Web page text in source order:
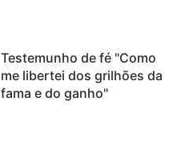
Testemunho de fé "Como
me libertei dos grilhões da
fama e do ganho"